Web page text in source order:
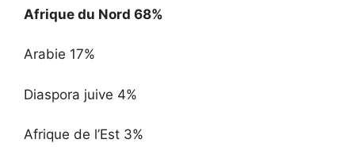
Afrique du Nord 68%
Arabie 17%
Diaspora juive 4%
Afrique de l’Est 3%